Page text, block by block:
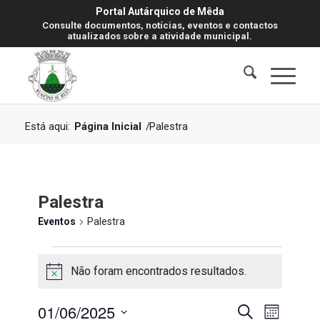
Portal Autárquico de Mêda
Consulte documentos, notícias, eventos e contactos
atualizados sobre a atividade municipal.
Está aqui: Página Inicial /Palestra
Palestra
Eventos Palestra
Eventos
AvisoNão foram encontrados resultados.
Pesquisar
01/06/2025